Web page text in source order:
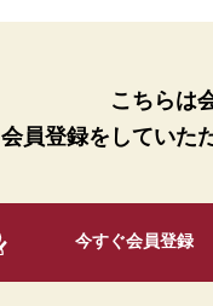
こちらは
会員登録をしていた
今すぐ会員登録